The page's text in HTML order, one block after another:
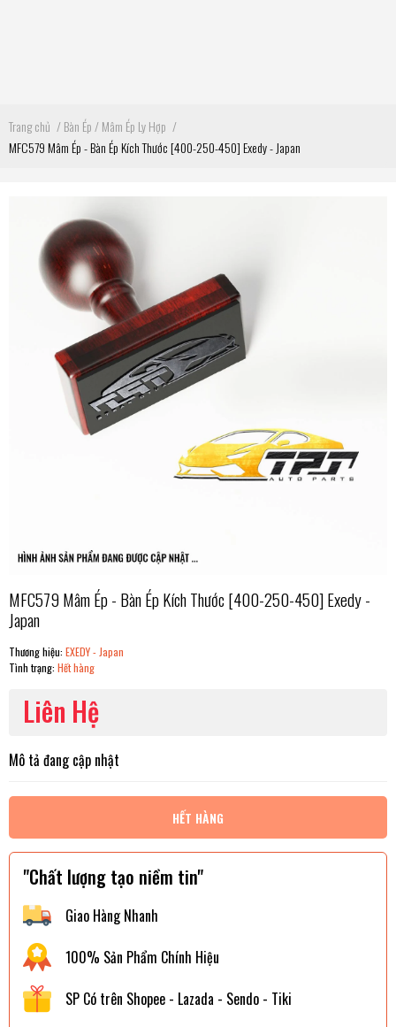
Trang chủ /Bàn Ép / Mâm Ép Ly Hợp /
MFC579 Mâm Ép - Bàn Ép Kích Thước [400-250-450] Exedy - Japan
MFC579 Mâm Ép - Bàn Ép Kích Thước [400-250-450] Exedy -
Japan
Thương hiệu: EXEDY - Japan
Tình trạng: Hết hàng
Liên Hệ
Mô tả đang cập nhật
HẾT HÀNG
"Chất lượng tạo niềm tin"
Giao Hàng Nhanh
100% Sản Phẩm Chính Hiệu
SP Có trên Shopee - Lazada - Sendo - Tiki